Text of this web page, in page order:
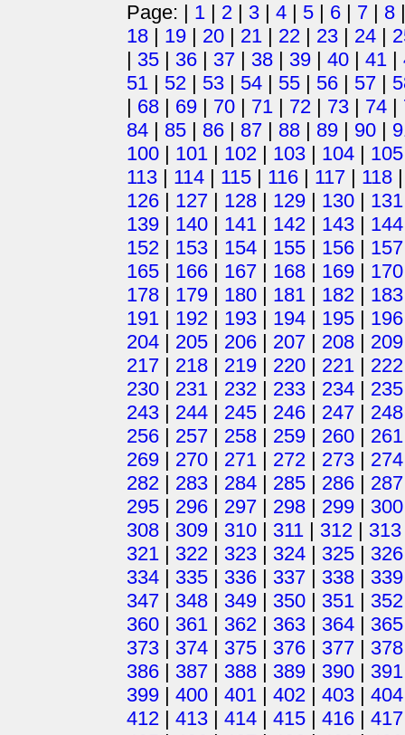
Page: | 1 | 2 | 3 | 4 | 5 | 6 | 7 | 8
18 | 19 | 20 | 21 | 22 | 23 | 24 |
| 35 | 36 | 37 | 38 | 39 | 40 | 41 |
51 | 52 | 53 | 54 | 55 | 56 | 57 |
| 68 | 69 | 70 | 71 | 72 | 73 | 74 |
84 | 85 | 86 | 87 | 88 | 89 | 90 |
100 | 101 | 102 | 103 | 104 | 105
113 | 114 | 115 | 116 | 117 | 118
126 | 127 | 128 | 129 | 130 | 131
139 | 140 | 141 | 142 | 143 | 144
152 | 153 | 154 | 155 | 156 | 157
165 | 166 | 167 | 168 | 169 | 170
178 | 179 | 180 | 181 | 182 | 183
191 | 192 | 193 | 194 | 195 | 196
204 | 205 | 206 | 207 | 208 | 209
217 | 218 | 219 | 220 | 221 | 222
230 | 231 | 232 | 233 | 234 | 235
243 | 244 | 245 | 246 | 247 | 248
256 | 257 | 258 | 259 | 260 | 261
269 | 270 | 271 | 272 | 273 | 274
282 | 283 | 284 | 285 | 286 | 287
295 | 296 | 297 | 298 | 299 | 300
308 | 309 | 310 | 311 | 312 | 313
321 | 322 | 323 | 324 | 325 | 326
334 | 335 | 336 | 337 | 338 | 339
347 | 348 | 349 | 350 | 351 | 352
360 | 361 | 362 | 363 | 364 | 365
373 | 374 | 375 | 376 | 377 | 378
386 | 387 | 388 | 389 | 390 | 391
399 | 400 | 401 | 402 | 403 | 404
412 | 413 | 414 | 415 | 416 | 417